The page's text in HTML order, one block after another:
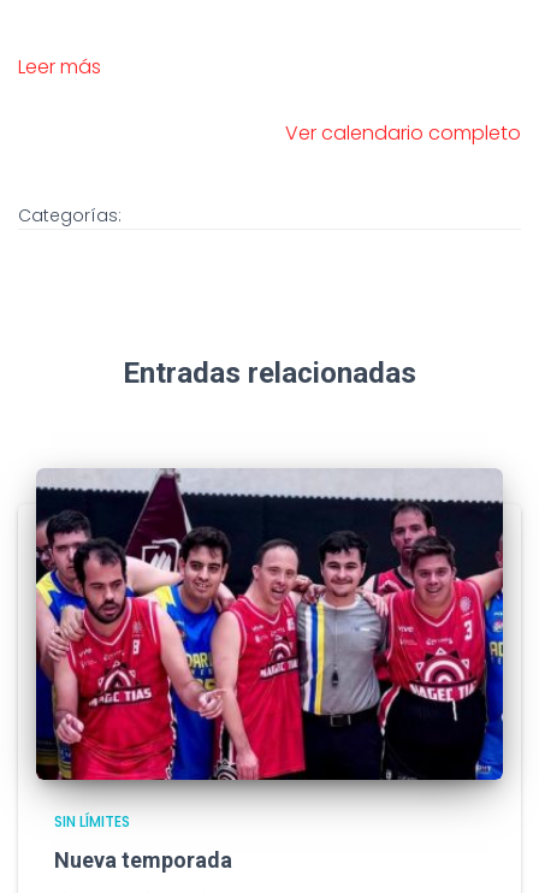
Leer más
Ver calendario completo
Categorías:
Entradas relacionadas
SIN LÍMITES
Nueva temporada